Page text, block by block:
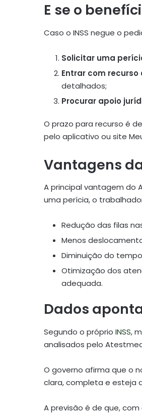
E se o
Caso o INSS negue o
Solicitar uma
Entrar com
detalhados;
Procurar apoio
O prazo para recurso é
pelo aplicativo ou site Meu
Vantagens
A principal vantagem do
uma perícia, o
Redução das filas
Menos
Diminuição do
Otimização dos
adequada.
Dados
Segundo o próprio INSS,
analisados pelo
O governo afirma que o
clara, completa e esteja
A previsão é de que,